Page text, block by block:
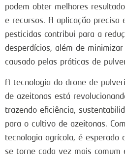
podem obter melhores
e recursos. A aplicação precisa
pesticidas contribui para a
desperdícios, além de
causado pelas práticas de
A tecnologia do drone de
de azeitonas está
trazendo eficiência,
para o cultivo de azeitonas.
tecnologia agrícola, é esperado
se torne cada vez mais comum